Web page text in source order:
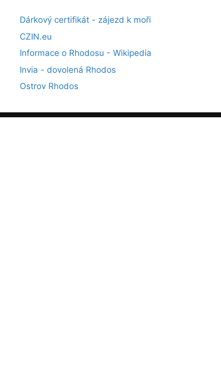
Dárkový certifikát - zájezd k moři
CZIN.eu
Informace o Rhodosu - Wikipedia
Invia - dovolená Rhodos
Ostrov Rhodos